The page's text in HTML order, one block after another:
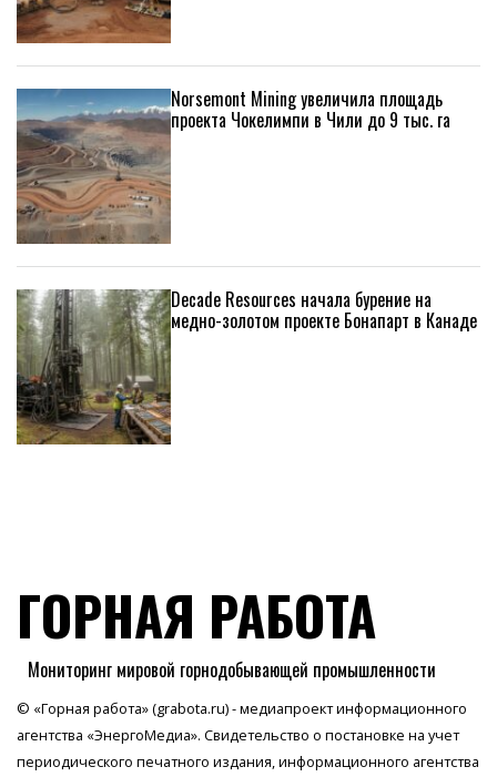
Norsemont Mining увеличила площадь
проекта Чокелимпи в Чили до 9 тыс. га
Decade Resources начала бурение на
медно-золотом проекте Бонапарт в Канаде
ГОРНАЯ РАБОТА
Мониторинг мировой горнодобывающей промышленности
© «Горная работа» (grabota.ru) - медиапроект информационного
агентства «ЭнергоМедиа». Свидетельство о постановке на учет
периодического печатного издания, информационного агентства